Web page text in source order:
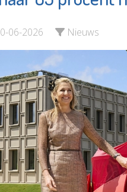
06-2026 Nieuws
St.-